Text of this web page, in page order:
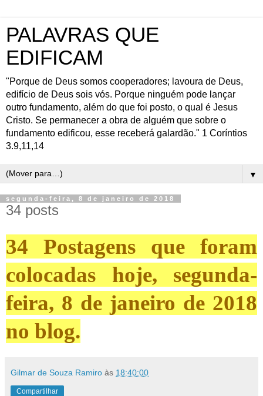
PALAVRAS QUE
EDIFICAM
"Porque de Deus somos cooperadores; lavoura de Deus,
edifício de Deus sois vós. Porque ninguém pode lançar
outro fundamento, além do que foi posto, o qual é Jesus
Cristo. Se permanecer a obra de alguém que sobre o
fundamento edificou, esse receberá galardão." 1 Coríntios
3.9,11,14
▼
segunda-feira, 8 de janeiro de 2018
34 posts
34 Postagens que foram
colocadas hoje, segunda-
feira, 8 de janeiro de 2018
no blog.
Gilmar de Souza Ramiro às 18:40:00
Compartilhar